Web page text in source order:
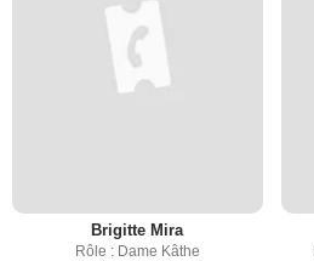
Brigitte Mira
Rôle : Dame Kâthe